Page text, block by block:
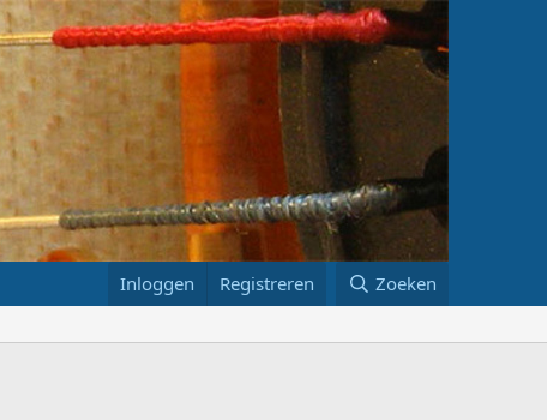
Inloggen Registreren Zoeken